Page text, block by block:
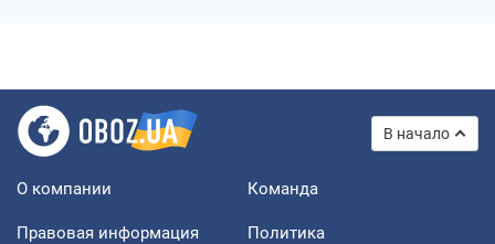
В начало
О компании Команда
Правовая информация
Политика